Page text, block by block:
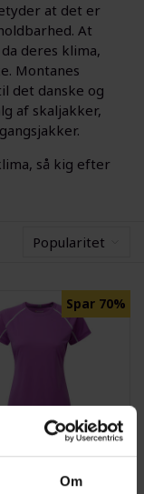
Om
at det er
At
deres klima,
Montanes
det danske og
af skaljakker,
så kig efter
Popularitet
Spar 70%
Womens Sonic
- Vandre-T-Shirt